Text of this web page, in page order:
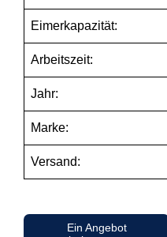
Eimerkapazität:
Arbeitszeit:
Jahr:
Marke:
Versand:
Ein Angebot